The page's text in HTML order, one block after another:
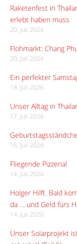
Raketenfest in
erlebt haben muss
20. Juli 2026
Flohmarkt: Chang
20. Juli 2026
Ein perfekter
18. Juli 2026
Unser Alltag in
17. Juli 2026
16. Juli 2026
Fliegende Pizzeria!
14. Juli 2026
Holger Hilft. Bald
da … und Geld fürs
14. Juli 2026
Unser Solarprojekt